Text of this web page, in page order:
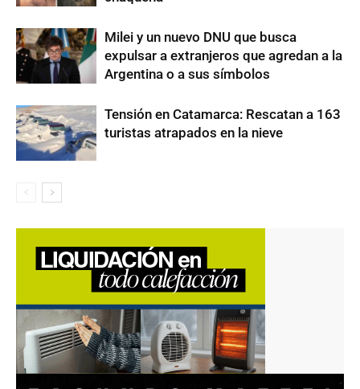
Milei y un nuevo DNU que busca
expulsar a extranjeros que agredan a la
Argentina o a sus símbolos
Tensión en Catamarca: Rescatan a 163
turistas atrapados en la nieve